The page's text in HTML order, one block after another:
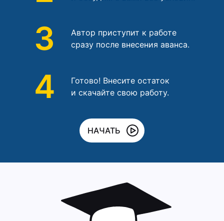
3
Автор приступит к работе
сразу после внесения аванса.
4
Готово! Внесите остаток
и скачайте свою работу.
НАЧАТЬ